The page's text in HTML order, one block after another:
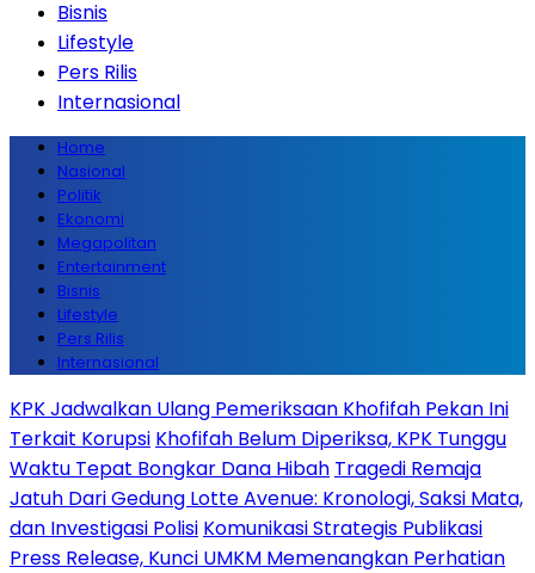
Bisnis
Lifestyle
Pers Rilis
Internasional
Home
Nasional
Politik
Ekonomi
Megapolitan
Entertainment
Bisnis
Lifestyle
Pers Rilis
Internasional
KPK Jadwalkan Ulang Pemeriksaan Khofifah Pekan Ini
Terkait Korupsi Khofifah Belum Diperiksa, KPK Tunggu
Waktu Tepat Bongkar Dana Hibah Tragedi Remaja
Jatuh Dari Gedung Lotte Avenue: Kronologi, Saksi Mata,
dan Investigasi Polisi Komunikasi Strategis Publikasi
Press Release, Kunci UMKM Memenangkan Perhatian